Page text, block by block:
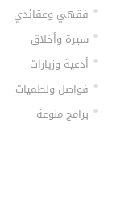
فقهي وعقائدي
سيرة وأخلاق
أدعية وزيارات
فواصل ولطميات
برامج منوعة